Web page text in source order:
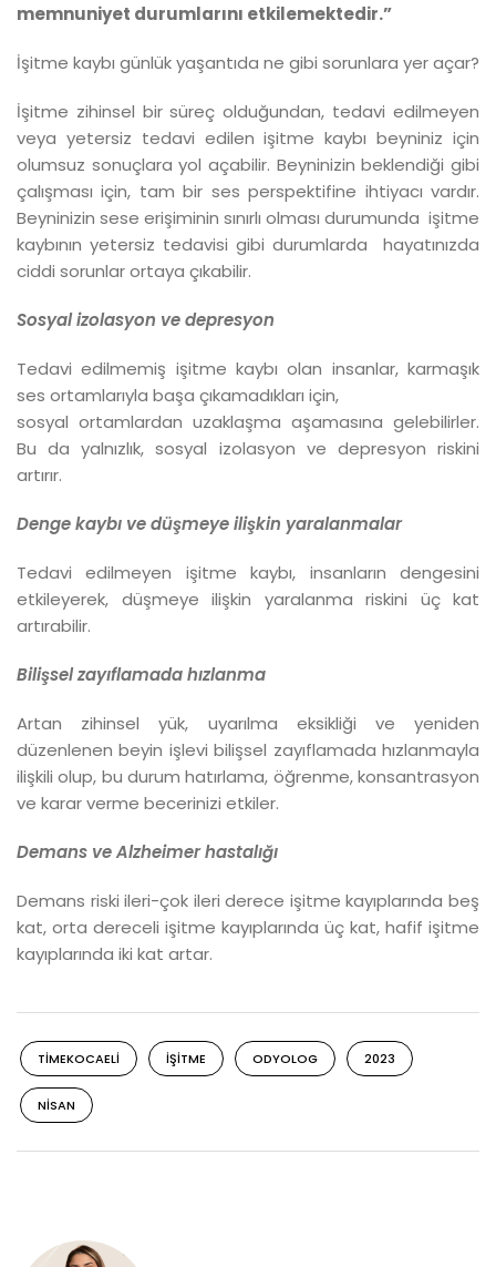
memnuniyet durumlarını etkilemektedir.”
İşitme kaybı günlük yaşantıda ne gibi sorunlara yer açar?
İşitme zihinsel bir süreç olduğundan, tedavi edilmeyen
veya yetersiz tedavi edilen işitme kaybı beyniniz için
olumsuz sonuçlara yol açabilir. Beyninizin beklendiği gibi
çalışması için, tam bir ses perspektifine ihtiyacı vardır.
Beyninizin sese erişiminin sınırlı olması durumunda işitme
kaybının yetersiz tedavisi gibi durumlarda hayatınızda
ciddi sorunlar ortaya çıkabilir.
Sosyal izolasyon ve depresyon
Tedavi edilmemiş işitme kaybı olan insanlar, karmaşık
ses ortamlarıyla başa çıkamadıkları için,
sosyal ortamlardan uzaklaşma aşamasına gelebilirler.
Bu da yalnızlık, sosyal izolasyon ve depresyon riskini
artırır.
Denge kaybı ve düşmeye ilişkin yaralanmalar
Tedavi edilmeyen işitme kaybı, insanların dengesini
etkileyerek, düşmeye ilişkin yaralanma riskini üç kat
artırabilir.
Bilişsel zayıflamada hızlanma
Artan zihinsel yük, uyarılma eksikliği ve yeniden
düzenlenen beyin işlevi bilişsel zayıflamada hızlanmayla
ilişkili olup, bu durum hatırlama, öğrenme, konsantrasyon
ve karar verme becerinizi etkiler.
Demans ve Alzheimer hastalığı
Demans riski ileri-çok ileri derece işitme kayıplarında beş
kat, orta dereceli işitme kayıplarında üç kat, hafif işitme
kayıplarında iki kat artar.
TIMEKOCAELI IŞITME ODYOLOG 2023
NISAN